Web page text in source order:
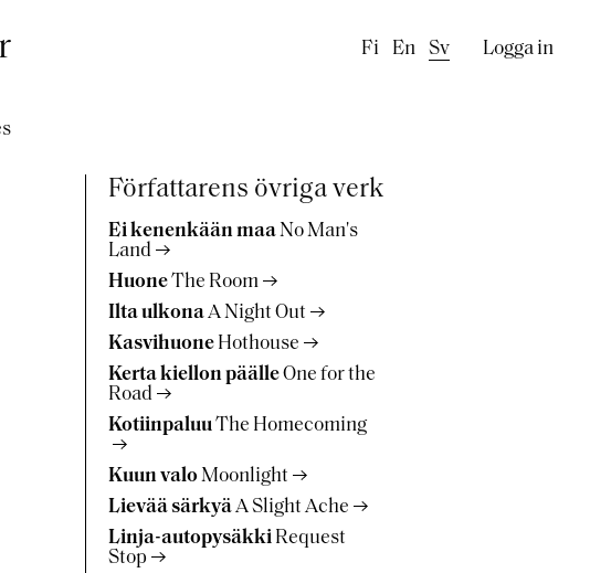
Fi En Sv Logga in
Författarens övriga verk
Ei kenenkään maaNo Man's
Land
HuoneThe Room
Ilta ulkonaA Night Out
Kasvihuone Hothouse
Kerta kiellon päälleOne for the
Road
KotiinpaluuThe Homecoming
Kuun valoMoonlight
Lievää särkyäA Slight Ache
Linja-autopysäkki Request
Stop